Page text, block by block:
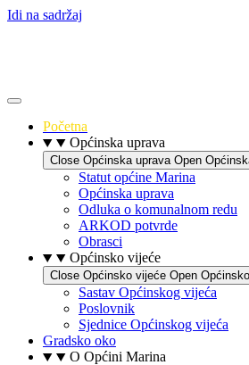
Idi na sadržaj
Početna
Općinska uprava
Close Općinska uprava Open
Statut općine Marina
Općinska uprava
Odluka o komunalnom redu
ARKOD potvrde
Obrasci
Općinsko vijeće
Close Općinsko vijeće Open
Sastav Općinskog vijeća
Poslovnik
Sjednice Općinskog vijeća
Gradsko oko
O Općini Marina